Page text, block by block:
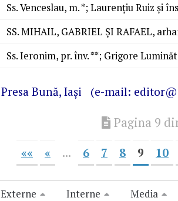
Ss. Venceslau, m. *; Laurenţiu Ruiz şi
SS. MIHAIL, GABRIEL ŞI RAFAEL,
Ss. Ieronim, pr. înv. **; Grigore
Presa Bună, Iaşi (e-mail:
Pagina 9
«« « ... 6 7 8 9 10
Externe Interne Media